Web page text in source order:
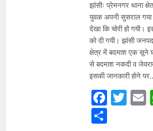
झांसीः प्रेमनगर थाना
युवक अपनी सुसराल गया
देखा कि चोरी हो गयी।
को दी गयी। झांसी
क्षेत्र में बदमाश एक
से बदमाश नकदी व
इसकी जानकारी होने
Share